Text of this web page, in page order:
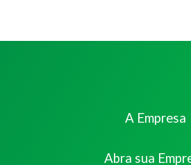
A Empresa
Abra sua